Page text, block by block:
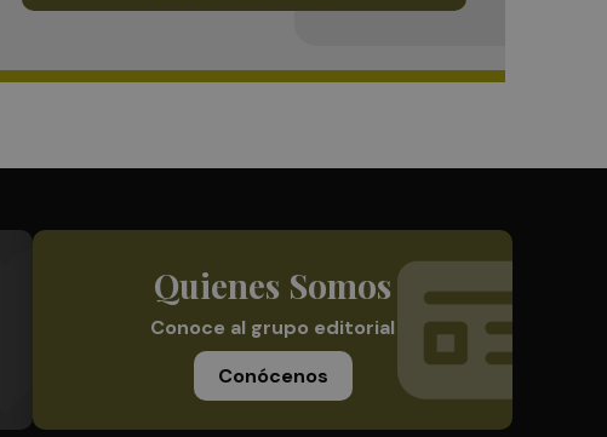
Quienes Somos
Conoce al grupo editorial
Conócenos